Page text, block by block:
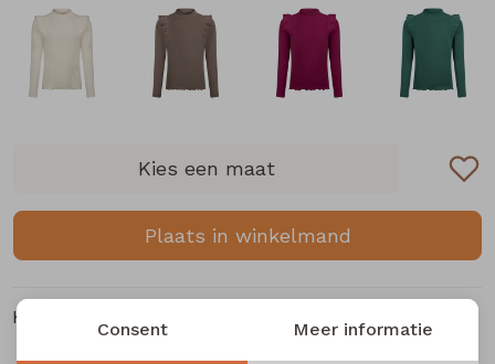
Bermuda's
Rokken
Kies een maat
Plaats in winkelmand
Kenmerken
Consent Meer informatie